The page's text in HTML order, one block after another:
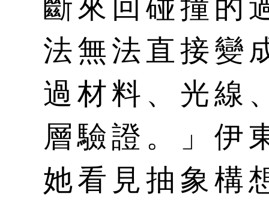
斷來回碰撞的
法無法直接變
過材料、光線
層驗證。」伊
她看見抽象構